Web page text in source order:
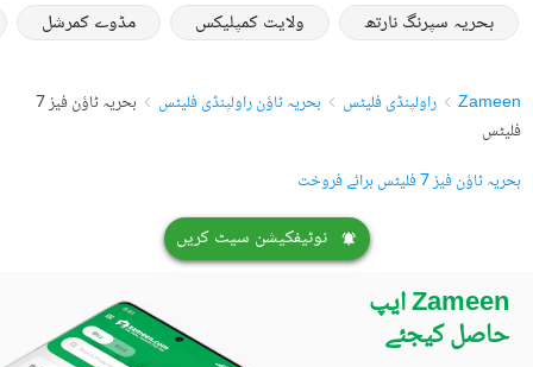
بحریہ سپرنگ نارتھ
ولایت کمپلیکس مڈوے کمرشل
Zameen راولپنڈی فلیٹس بحریہ ٹاؤن راولپنڈی فلیٹس
بحریہ ٹاؤن فیز 7
فلیٹس
بحریہ ٹاؤن فیز 7 فلیٹس برائے فروخت
نوٹیفکیشن سیٹ کریں
Zameen ایپ
حاصل کیجئے